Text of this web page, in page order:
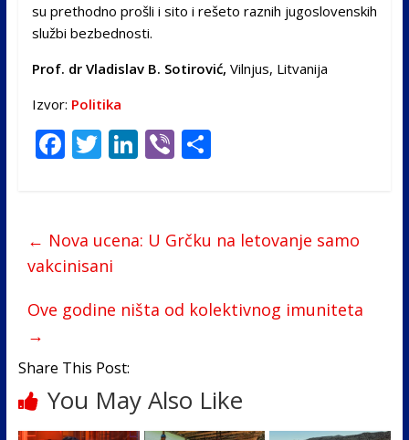
su prethodno prošli i sito i rešeto raznih jugoslovenskih
službi bezbednosti.
Prof. dr Vladislav B. Sotirović, Vilnjus, Litvanija
Izvor: Politika
F
ac
b
o
k
T
w
er
Li
n
e
dI
Vi
b
S
e
← Nova ucena: U Grčku na letovanje samo
vakcinisani
Ove godine ništa od kolektivnog imuniteta
→
Share This Post:
You May Also Like